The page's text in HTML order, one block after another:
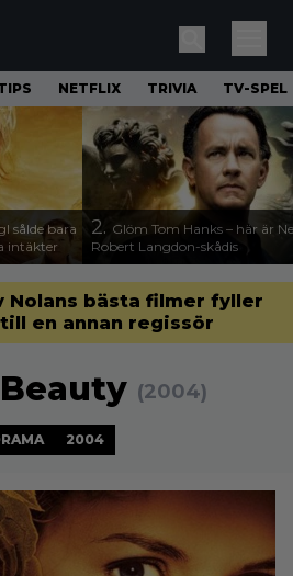
NETFLIX TRIVIA TV-SPEL
sålde bara
intäkter
2. Glöm Tom Hanks – här är
Robert Langdon-skådis
Nolans bästa filmer fyller
en annan regissör
(2004)
2004